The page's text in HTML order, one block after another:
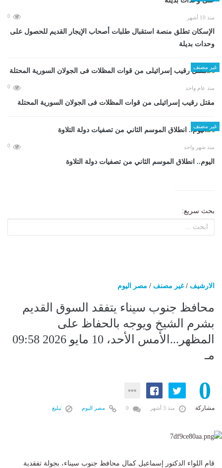
منذ 10 أشهر 0
الإسكان تطلق منصة استقبال طلبات أصحاب الإيجار القديم للحصول على
وحدات بديلة
غير مصنف
منذ عام واحد 0
مقتل رقيب إسرائيلى من قوات المظلات فى الجولان السورية المحتلة
غير مصنف
منذ شهر واحد 0
اليوم.. انطلاق الموسم الثاني من تصفيات دولة التلاوة
بحث سريع:
الارشيف /غير مصنف / مصر اليوم
محافظ جنوب سيناء يتفقد السوق القديم
بشرم الشيخ ويوجه بالحفاظ على
المظهر...الأمس الأحد، 10 مايو 2026 09:58
مـ
0
مشاركة منذ 3 أشهر مصر اليوم تبليغ
قام اللواء الدكتور إسماعيل كمال محافظ جنوب سيناء، بجولة تفقدية